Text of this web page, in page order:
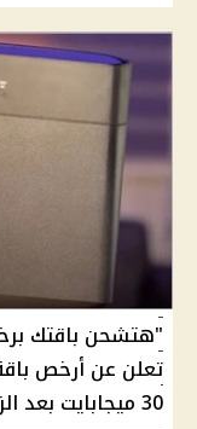
30 ميجابايت بعد الزيادة الجديدة